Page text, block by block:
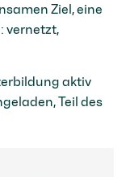
Ziel, eine
vernetzt,
aktiv
Teil des